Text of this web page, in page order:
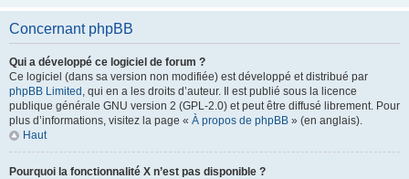
Concernant phpBB
Qui a développé ce logiciel de forum ?
Ce logiciel (dans sa version non modifiée) est développé et distribué par
phpBB Limited , qui en a les droits d’auteur. Il est publié sous la licence
publique générale GNU version 2 (GPL-2.0) et peut être diffusé librement. Pour
plus d’informations, visitez la page « À propos de phpBB » (en anglais).
Haut
Pourquoi la fonctionnalité X n’est pas disponible ?